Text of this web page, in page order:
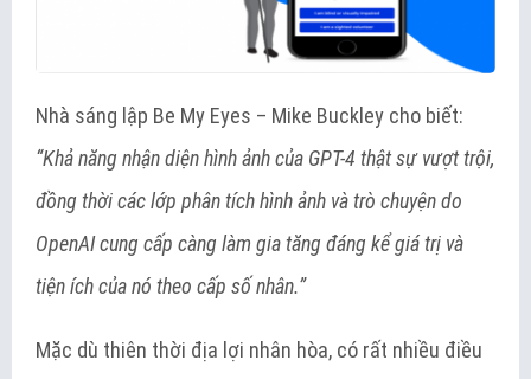
Nhà sáng lập Be My Eyes – Mike Buckley cho biết:
“Khả năng nhận diện hình ảnh của GPT-4 thật sự vượt trội,
đồng thời các lớp phân tích hình ảnh và trò chuyện do
OpenAI cung cấp càng làm gia tăng đáng kể giá trị và
tiện ích của nó theo cấp số nhân.”
Mặc dù thiên thời địa lợi nhân hòa, có rất nhiều điều